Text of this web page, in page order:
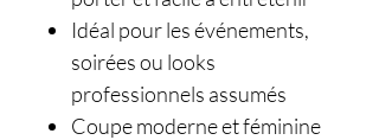
Idéal pour les événements,
soirées ou looks
professionnels assumés
Coupe moderne et féminine